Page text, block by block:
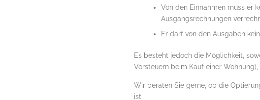
Von den Einnahmen muss er
Ausgangsrechnungen
Er darf von den Ausgaben
Es besteht jedoch die Möglichkeit,
Vorsteuern beim Kauf einer
Wir beraten Sie gerne, ob die
ist.